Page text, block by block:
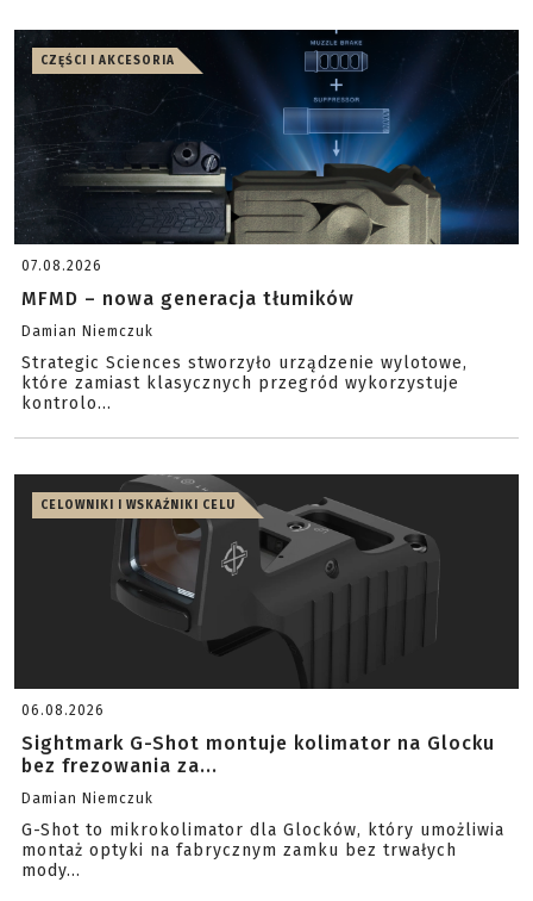
CZĘŚCI I AKCESORIA
07.08.2026
MFMD – nowa generacja tłumików
Damian Niemczuk
Strategic Sciences stworzyło urządzenie wylotowe,
które zamiast klasycznych przegród wykorzystuje
kontrolo...
CELOWNIKI I WSKAŹNIKI CELU
06.08.2026
Sightmark G-Shot montuje kolimator na Glocku
bez frezowania za...
Damian Niemczuk
G-Shot to mikrokolimator dla Glocków, który umożliwia
montaż optyki na fabrycznym zamku bez trwałych
mody...